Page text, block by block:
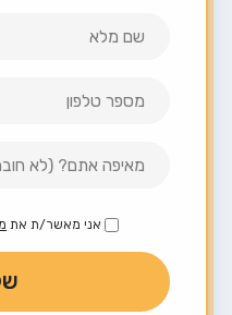
אני מאשר/ת את